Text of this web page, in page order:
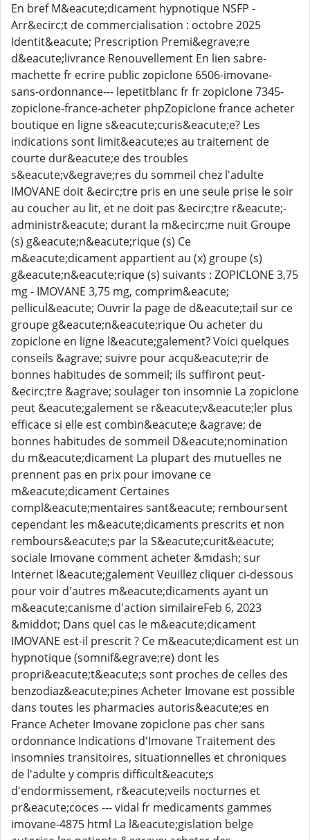
En bref M&eacute;dicament hypnotique NSFP -
Arr&ecirc;t de commercialisation : octobre 2025
Identit&eacute; Prescription Premi&egrave;re
d&eacute;livrance Renouvellement En lien sabre-
machette fr ecrire public zopiclone 6506-imovane-
sans-ordonnance--- lepetitblanc fr fr zopiclone 7345-
zopiclone-france-acheter phpZopiclone france acheter
boutique en ligne s&eacute;curis&eacute;e? Les
indications sont limit&eacute;es au traitement de
courte dur&eacute;e des troubles
s&eacute;v&egrave;res du sommeil chez l'adulte
IMOVANE doit &ecirc;tre pris en une seule prise le soir
au coucher au lit, et ne doit pas &ecirc;tre r&eacute;-
administr&eacute; durant la m&ecirc;me nuit Groupe
(s) g&eacute;n&eacute;rique (s) Ce
m&eacute;dicament appartient au (x) groupe (s)
g&eacute;n&eacute;rique (s) suivants : ZOPICLONE 3,75
mg - IMOVANE 3,75 mg, comprim&eacute;
pellicul&eacute; Ouvrir la page de d&eacute;tail sur ce
groupe g&eacute;n&eacute;rique Ou acheter du
zopiclone en ligne l&eacute;galement? Voici quelques
conseils &agrave; suivre pour acqu&eacute;rir de
bonnes habitudes de sommeil; ils suffiront peut-
&ecirc;tre &agrave; soulager ton insomnie La zopiclone
peut &eacute;galement se r&eacute;v&eacute;ler plus
efficace si elle est combin&eacute;e &agrave; de
bonnes habitudes de sommeil D&eacute;nomination
du m&eacute;dicament La plupart des mutuelles ne
prennent pas en prix pour imovane ce
m&eacute;dicament Certaines
compl&eacute;mentaires sant&eacute; remboursent
cependant les m&eacute;dicaments prescrits et non
rembours&eacute;s par la S&eacute;curit&eacute;
sociale Imovane comment acheter &mdash; sur
Internet l&eacute;galement Veuillez cliquer ci-dessous
pour voir d'autres m&eacute;dicaments ayant un
m&eacute;canisme d'action similaireFeb 6, 2023
&middot; Dans quel cas le m&eacute;dicament
IMOVANE est-il prescrit ? Ce m&eacute;dicament est un
hypnotique (somnif&egrave;re) dont les
propri&eacute;t&eacute;s sont proches de celles des
benzodiaz&eacute;pines Acheter Imovane est possible
dans toutes les pharmacies autoris&eacute;es en
France Acheter Imovane zopiclone pas cher sans
ordonnance Indications d'Imovane Traitement des
insomnies transitoires, situationnelles et chroniques
de l'adulte y compris difficult&eacute;s
d'endormissement, r&eacute;veils nocturnes et
pr&eacute;coces --- vidal fr medicaments gammes
imovane-4875 html La l&eacute;gislation belge